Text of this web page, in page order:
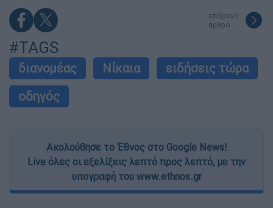
επόμενο
άρθρο
#TAGS
διανομέας Νίκαια
ειδήσεις τώρα
οδηγός
Ακολούθησε το Έθνος στο Google News!
Live όλες οι εξελίξεις λεπτό προς λεπτό, με την
υπογραφή του www.ethnos.gr